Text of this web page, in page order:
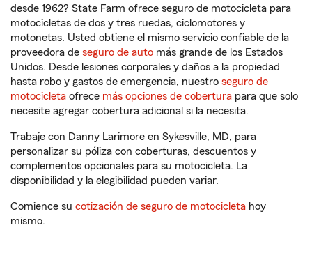
desde 1962? State Farm ofrece seguro de motocicleta para
motocicletas de dos y tres ruedas, ciclomotores y
motonetas. Usted obtiene el mismo servicio confiable de la
proveedora de seguro de auto más grande de los Estados
Unidos. Desde lesiones corporales y daños a la propiedad
hasta robo y gastos de emergencia, nuestro seguro de
motocicleta ofrece más opciones de cobertura para que solo
necesite agregar cobertura adicional si la necesita.
Trabaje con Danny Larimore en Sykesville, MD, para
personalizar su póliza con coberturas, descuentos y
complementos opcionales para su motocicleta. La
disponibilidad y la elegibilidad pueden variar.
Comience su cotización de seguro de motocicleta hoy
mismo.